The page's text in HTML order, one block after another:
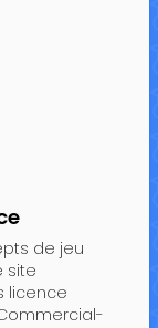
de jeu
site
licence